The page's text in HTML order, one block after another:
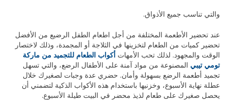
والتي تناسب جميع الأذواق.
عند تحضير الأطعمة المختلفة من أجل اطعام الطفل الرضيع من الأفضل
تحضير كميات من الطعام لتخزينها في الثلاجة أو المجمدة، وذلك لاختصار
الوقت والمجهود. لذلك تحب الأمهات أكواب الطعام للتجميد من ماركة
تومي تيبي المصنوعة من مواد آمنة على الأطفال الرضع، والتي تسهل
تجميد أطعمة الرضع بسهولة وأمان. حضري عدة وجبات لصغيرك خلال
عطلة نهاية الأسبوع، وخزنيها باستخدام هذه الأكواب الذكية لتضمني أن
يحصل صغيرك على طعام لذيذ محضر في البيت طيلة الأسبوع.